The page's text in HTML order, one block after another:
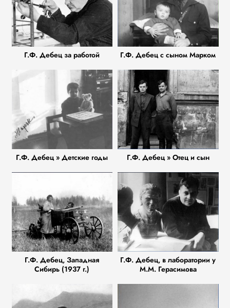
Г.Ф. Дебец за работой Г.Ф. Дебец с сыном Марком
Г.Ф. Дебец » Детские годы Г.Ф. Дебец » Отец и сын
Г.Ф. Дебец, Западная
Сибирь (1937 г.)
Г.Ф. Дебец, в лаборатории у
М.М. Герасимова